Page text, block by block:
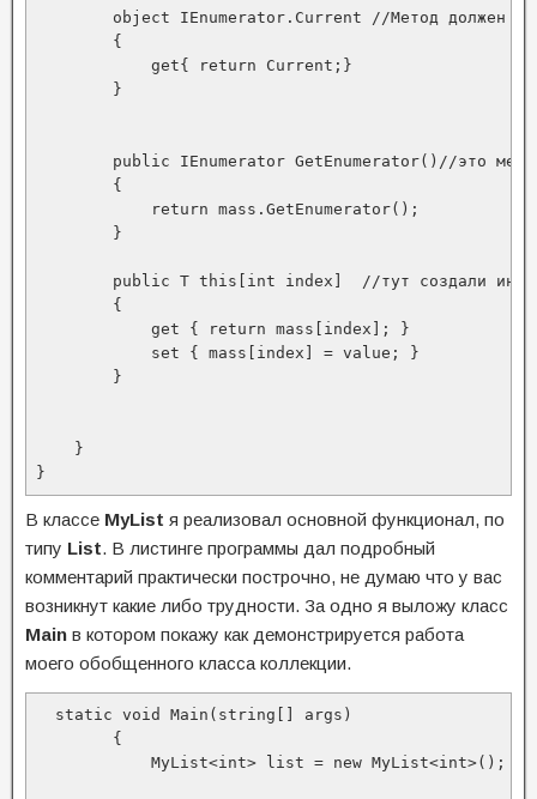
object IEnumerator.Current //Метод должен
        {
            get{ return Current;}
        }
public IEnumerator GetEnumerator()//это
        {
            return mass.GetEnumerator();
        }
public T this[int index]  //тут создали
        {
            get { return mass[index]; }
            set { mass[index] = value; }
        }
    }
В классе MyList я реализовал основной функционал, по
типу List. В листинге программы дал подробный
комментарий практически построчно, не думаю что у вас
возникнут какие либо трудности. За одно я выложу класс
Main в котором покажу как демонстрируется работа
моего обобщенного класса коллекции.
  static void Main(string[] args)
        {
            MyList<int> list = new MyList<int>();